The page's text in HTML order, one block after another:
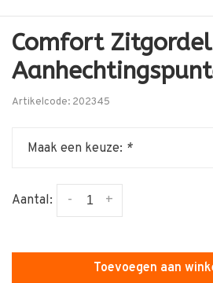
Comfort
Artikelcode: 202345
Maak een keuze: *
Aantal: +
-
Toevoegen aan